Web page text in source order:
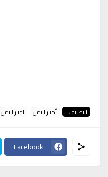
التصنيف : أخبار اليمن اخبار اليمن
Facebook